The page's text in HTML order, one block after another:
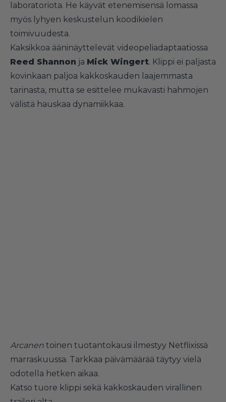
laboratoriota. He käyvät etenemisensä lomassa
myös lyhyen keskustelun koodikielen
toimivuudesta.
Kaksikkoa ääninäyttelevät videopeliadaptaatiossa
Reed Shannon ja Mick Wingert. Klippi ei paljasta
kovinkaan paljoa kakkoskauden laajemmasta
tarinasta, mutta se esittelee mukavasti hahmojen
välistä hauskaa dynamiikkaa.
Arcanen toinen tuotantokausi ilmestyy Netflixissä
marraskuussa. Tarkkaa päivämäärää täytyy vielä
odotella hetken aikaa.
Katso tuore klippi sekä kakkoskauden virallinen